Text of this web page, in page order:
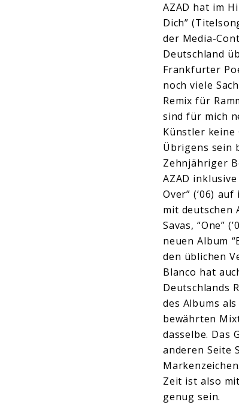
AZAD hat im
Dich”
der Media-
Deutschland
Frankfurter
noch viele
Remix für
sind für mich
Künstler keine
Übrigens sein
Zehnjähriger
AZAD inklusive
Over” (‘06)
mit deutschen
Savas, “One”
neuen Album
den üblichen
Blanco hat
Deutschlands
des Albums
bewährten
dasselbe. Das
anderen Seite
Zeit ist also
genug sein.